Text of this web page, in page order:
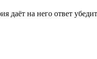
даёт на него ответ